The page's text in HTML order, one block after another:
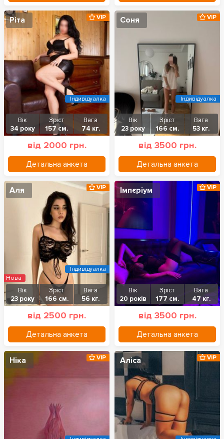
Ріта
Вік
34 року
Зріст
157 см.
Вага
74 кг.
від 2000 грн.
Детальна анкета
VIP
Індивідуалка
Соня
Вік
23 року
Зріст
166 см.
Вага
53 кг.
від 3500 грн.
Детальна анкета
VIP
Індивідуалка
Аля
Вік
23 року
Зріст
166 см.
Вага
56 кг.
від 2500 грн.
Детальна анкета
VIP
Нова
Індивідуалка
Імпєріум
Вік
20 років
Зріст
177 см.
Вага
47 кг.
від 3500 грн.
Детальна анкета
VIP
Ніка VIP Аліса VIP